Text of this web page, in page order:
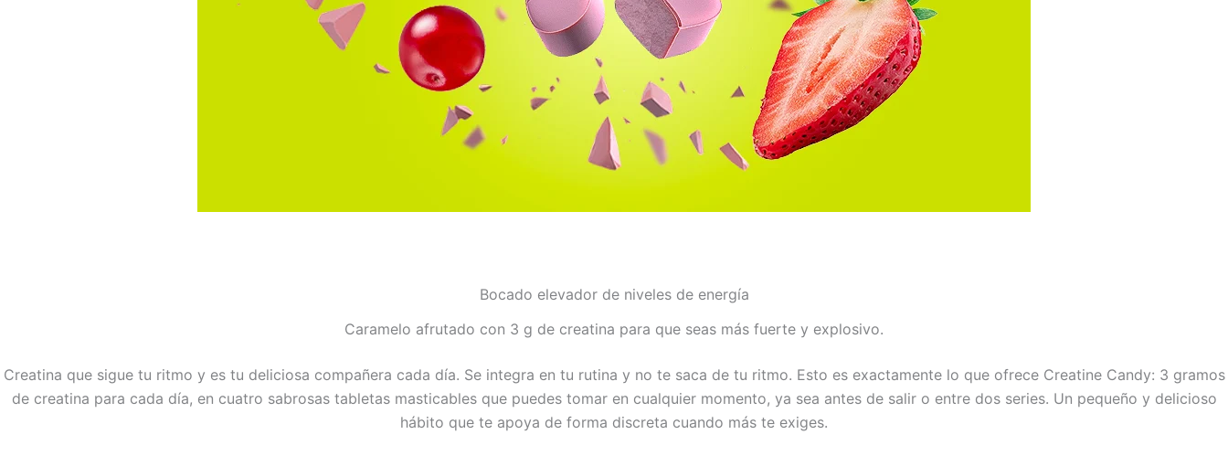
Bocado elevador de niveles de energía
Caramelo afrutado con 3 g de creatina para que seas más fuerte y explosivo.
Creatina que sigue tu ritmo y es tu deliciosa compañera cada día. Se integra en tu rutina y no te saca de tu ritmo. Esto es exactamente lo que ofrece Creatine Candy: 3 gramos
de creatina para cada día, en cuatro sabrosas tabletas masticables que puedes tomar en cualquier momento, ya sea antes de salir o entre dos series. Un pequeño y delicioso
hábito que te apoya de forma discreta cuando más te exiges.